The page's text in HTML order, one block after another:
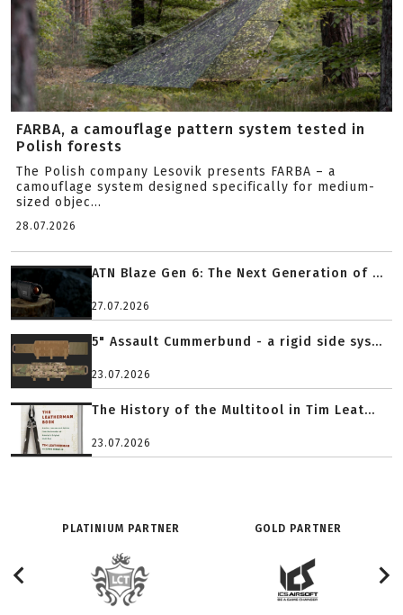
FARBA, a camouflage pattern system tested in
Polish forests
The Polish company Lesovik presents FARBA – a
camouflage system designed specifically for medium-
sized objec...
28.07.2026
ATN Blaze Gen 6: The Next Generation of ...
27.07.2026
5" Assault Cummerbund - a rigid side sys...
23.07.2026
The History of the Multitool in Tim Leat...
23.07.2026
PLATINIUM PARTNER GOLD PARTNER